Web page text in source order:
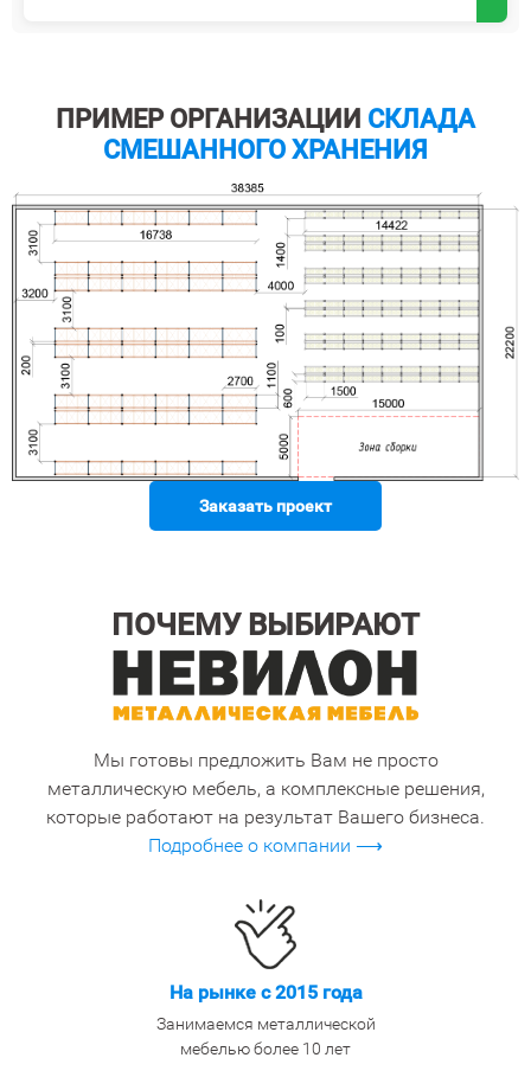
ПРИМЕР ОРГАНИЗАЦИИ СКЛАДА
СМЕШАННОГО ХРАНЕНИЯ
Заказать проект
ПОЧЕМУ ВЫБИРАЮТ
Мы готовы предложить Вам не просто
металлическую мебель, а комплексные решения,
которые работают на результат Вашего бизнеса.
Подробнее о компании ⟶
На рынке с 2015 года
Занимаемся металлической
мебелью более 10 лет